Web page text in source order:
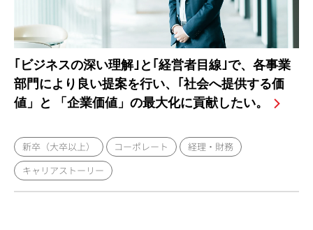
｢ビジネスの深い理解｣と｢経営者目線｣で、各事業
部門により良い提案を行い、｢社会へ提供する価
値」と 「企業価値」の最大化に貢献したい。
新卒（大卒以上） コーポレート
経理・財務
キャリアストーリー